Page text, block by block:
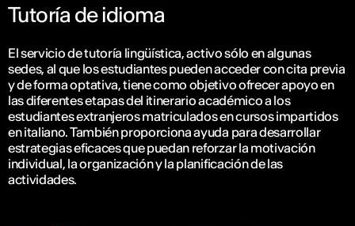
Tutoría de idioma
El servicio de tutoría lingüística, activo sólo en algunas
sedes, al que los estudiantes pueden acceder con cita previa
y de forma optativa, tiene como objetivo ofrecer apoyo en
las diferentes etapas del itinerario académico a los
estudiantes extranjeros matriculados en cursos impartidos
en italiano. También proporciona ayuda para desarrollar
estrategias eficaces que puedan reforzar la motivación
individual, la organización y la planificación de las
actividades.